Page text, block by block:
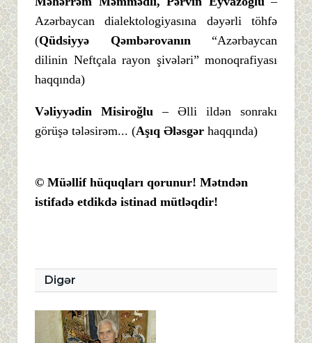
Azərbaycan dialektologiyasına dəyərli töhfə
(Qüdsiyyə Qəmbərovanın “Azərbaycan
dilinin Neftçala rayon şivələri” monoqrafiyası
haqqında)
Vəliyyədin Misiroğlu – Əlli ildən sonrakı
görüşə tələsirəm... (Aşıq Ələsgər haqqında)
© Müəllif hüquqları qorunur! Mətndən
istifadə etdikdə istinad mütləqdir!
Digər